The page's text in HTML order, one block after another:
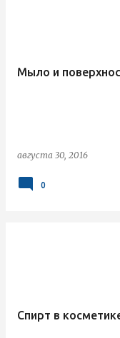
Мыло и
августа 30, 2016
0
Спирт в